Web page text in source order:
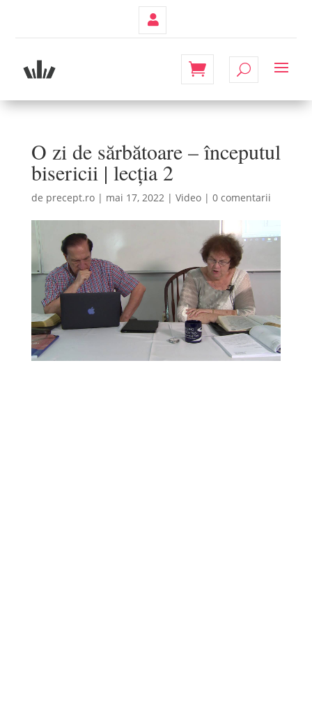
O zi de sărbătoare – începutul
bisericii | lecția 2
de precept.ro| mai 17, 2022| Video| 0 comentarii